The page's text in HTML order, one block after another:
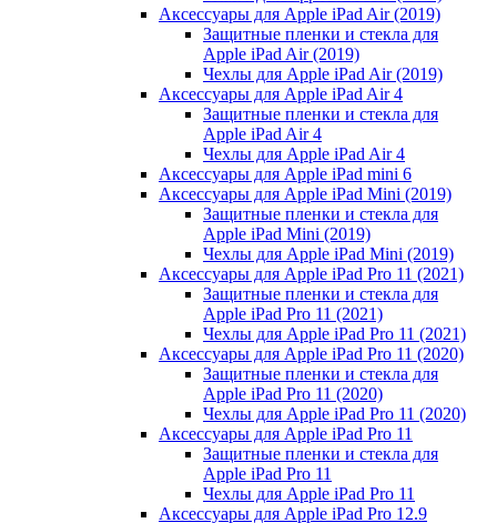
Аксессуары для Apple iPad Air (2019)
Защитные пленки и стекла для
Apple iPad Air (2019)
Чехлы для Apple iPad Air (2019)
Аксессуары для Apple iPad Air 4
Защитные пленки и стекла для
Apple iPad Air 4
Чехлы для Apple iPad Air 4
Аксессуары для Apple iPad mini 6
Аксессуары для Apple iPad Mini (2019)
Защитные пленки и стекла для
Apple iPad Mini (2019)
Чехлы для Apple iPad Mini (2019)
Аксессуары для Apple iPad Pro 11 (2021)
Защитные пленки и стекла для
Apple iPad Pro 11 (2021)
Чехлы для Apple iPad Pro 11 (2021)
Аксессуары для Apple iPad Pro 11 (2020)
Защитные пленки и стекла для
Apple iPad Pro 11 (2020)
Чехлы для Apple iPad Pro 11 (2020)
Аксессуары для Apple iPad Pro 11
Защитные пленки и стекла для
Apple iPad Pro 11
Чехлы для Apple iPad Pro 11
Аксессуары для Apple iPad Pro 12.9